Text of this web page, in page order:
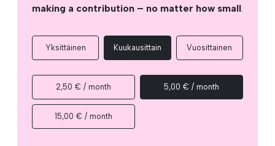
making a contribution – no matter how small.
Yksittäinen Kuukausittain Vuosittainen
2,50 € / month 5,00 € / month
15,00 € / month